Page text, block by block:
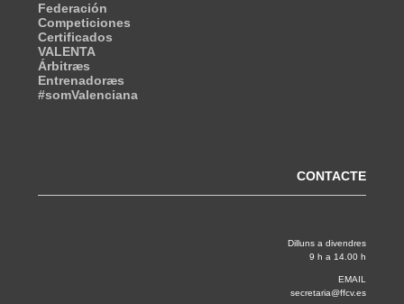
Federación
Competiciones
Certificados
VALENTA
Árbitræs
Entrenadoræs
#somValenciana
CONTACTE
Dilluns a divendres
9 h a 14.00 h
EMAIL
secretaria@ffcv.es